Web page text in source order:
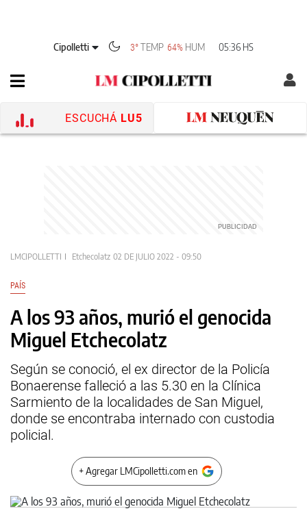
Cipolletti 3° TEMP 64% HUM 05:36 HS
ESCUCHÁ LU5
LMCIPOLLETTI Etchecolatz 02 DE JULIO 2022 - 09:50
PAÍS
A los 93 años, murió el genocida
Miguel Etchecolatz
Según se conoció, el ex director de la Policía
Bonaerense falleció a las 5.30 en la Clínica
Sarmiento de la localidades de San Miguel,
donde se encontraba internado con custodia
policial.
+ Agregar LMCipolletti.com en